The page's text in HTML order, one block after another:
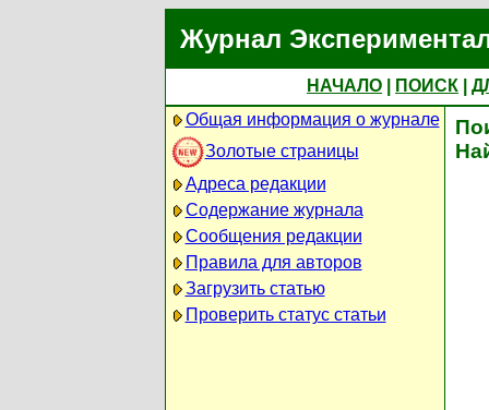
Журнал
НАЧАЛО ПОИСК
Общая информация о журнале
Золотые страницы
Адреса редакции
Содержание журнала
Сообщения редакции
Правила для авторов
Загрузить статью
Проверить статус статьи